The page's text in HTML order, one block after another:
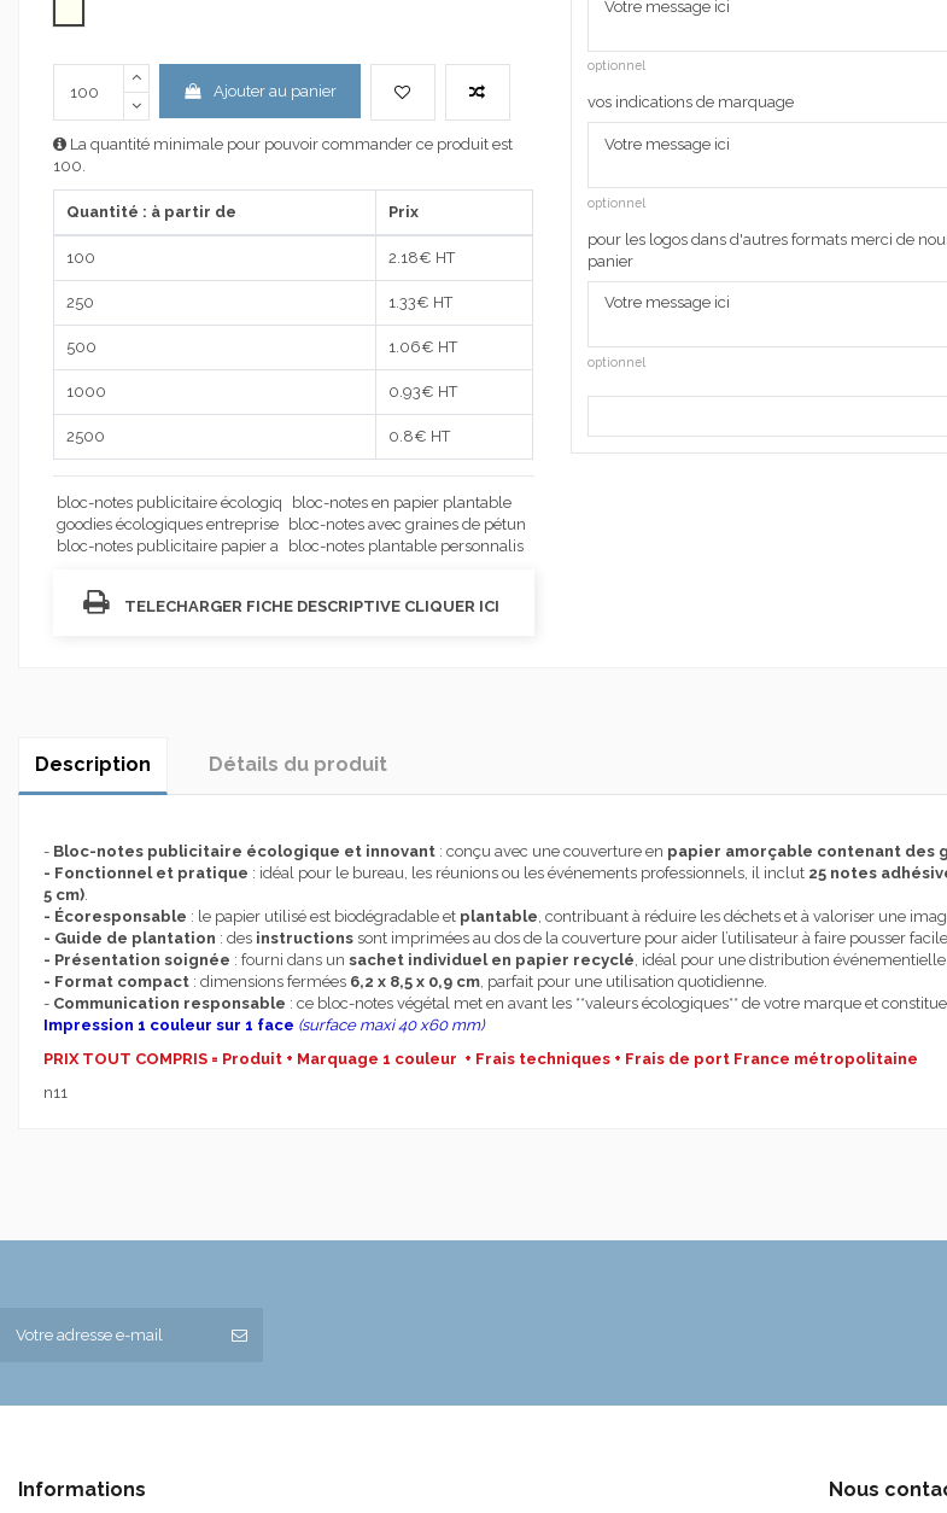
Ajouter au panier
La quantité minimale pour pouvoir commander ce produit est
100.
Quantité : à partir de Prix
100 2.18€ HT
250 1.33€ HT
500 1.06€ HT
1000 0.93€ HT
2500 0.8€ HT
bloc-notes publicitaire écologiq
bloc-notes en papier plantable
goodies écologiques entreprise
bloc-notes avec graines de pétun
bloc-notes publicitaire papier a
bloc-notes plantable personnalis
TELECHARGER FICHE DESCRIPTIVE CLIQUER ICI
optionnel
vos indications de marquage
optionnel
pour les logos dans d'autres formats merci de
panier
optionnel
Description Détails du produit
- Bloc-notes publicitaire écologique et innovant : conçu avec une couverture en papier amorçable contenant des
- Fonctionnel et pratique : idéal pour le bureau, les réunions ou les événements professionnels, il inclut25 notes
5 cm).
- Écoresponsable : le papier utilisé est biodégradable et plantable , contribuant à réduire les déchets et à valoriser une
- Guide de plantation : des instructionssont imprimées au dos de la couverture pour aider l’utilisateur à faire pousser
- Présentation soignée : fourni dans un sachet individuel en papier recyclé , idéal pour une distribution
- Format compact: dimensions fermées 6,2 x 8,5 x 0,9 cm, parfait pour une utilisation quotidienne.
-Communication responsable : ce bloc-notes végétal met en avant les **valeurs écologiques** de votre marque et
Impression 1 couleur sur 1 face (surface maxi 40 x60 mm)
PRIX TOUT COMPRIS = Produit + Marquage 1 couleur + Frais techniques + Frais de port France métropolitaine
n11
Informations Nous